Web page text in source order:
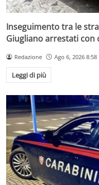
Inseguimento tra le
Giugliano arrestati con
Redazione Ago 6, 2026 8:58
Leggi di più